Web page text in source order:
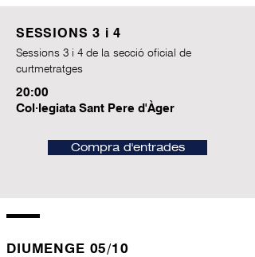
SESSIONS 3 i 4
Sessions 3 i 4 de la secció oficial de
curtmetratges
20:00
Col·legiata Sant Pere d'Àger
Compra d'entrades
DIUMENGE 05/10